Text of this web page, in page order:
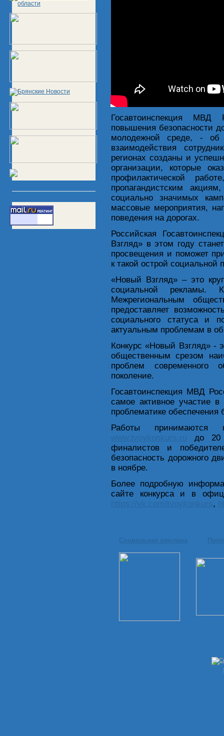
Госавтоинспекция МВД
повышения безопасности
молодежной среде, - об
взаимодействия
регионах созданы и
организации, которые
профилактической
пропагандистским
социально значимых
массовые мероприятия,
поведения на дорогах.
Российская
Взгляд» в этом году
просвещения и поможет
к такой острой социальной
«Новый Взгляд» – это
социальной рекламы.
Межрегиональным
предоставляет
социального статуса и
актуальным проблемам в
Конкурс «Новый Взгляд» -
общественным срезом
проблем современного
поколение.
Госавтоинспекция МВД
самое активное участие
проблематике обеспечения
Работы принимаются
до 20
финалистов и
безопасность дорожного
в ноябре.
Более подробную
сайте конкурса и в
,